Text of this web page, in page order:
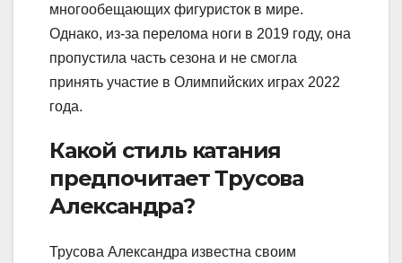
многообещающих фигуристок в мире.
Однако, из-за перелома ноги в 2019 году, она
пропустила часть сезона и не смогла
принять участие в Олимпийских играх 2022
года.
Какой стиль катания
предпочитает Трусова
Александра?
Трусова Александра известна своим